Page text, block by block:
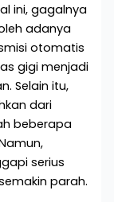
ini, gagalnya
adanya
otomatis
gigi menjadi
Selain itu,
dari
beberapa
serius
parah.